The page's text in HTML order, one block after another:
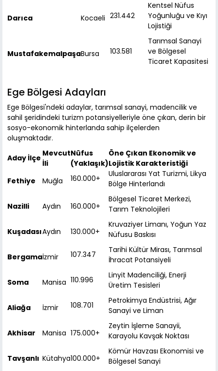
Darıca Kocaeli 231.442
Kentsel Nüfus
Yoğunluğu ve Kıyı
Lojistiği
MustafakemalpaşaBursa 103.581
Tarımsal Sanayi
ve Bölgesel
Ticaret Kapasitesi
Ege Bölgesi Adayları
Ege Bölgesi'ndeki adaylar, tarımsal sanayi, madencilik ve
sahil şeridindeki turizm potansiyelleriyle öne çıkan, derin bir
sosyo-ekonomik hinterlanda sahip ilçelerden
oluşmaktadır.
Aday İlçe Mevcut
İli
Nüfus
(Yaklaşık)
Öne Çıkan Ekonomik ve
Lojistik Karakteristiği
Fethiye
Muğla 160.000+
Uluslararası Yat Turizmi, Likya
Bölge Hinterlandı
Nazilli Aydın 160.000+
Bölgesel Ticaret Merkezi,
Tarım Teknolojileri
KuşadasıAydın 130.000+
Kruvaziyer Limanı, Yoğun Yaz
Nüfusu Baskısı
Bergamaİzmir 107.347
Tarihi Kültür Mirası, Tarımsal
İhracat Potansiyeli
Soma Manisa 110.996
Linyit Madenciliği, Enerji
Üretim Tesisleri
Aliağa İzmir 108.701
Petrokimya Endüstrisi, Ağır
Sanayi ve Liman
Akhisar Manisa 175.000+
Zeytin İşleme Sanayii,
Karayolu Kavşak Noktası
Tavşanlı Kütahya100.000+
Kömür Havzası Ekonomisi ve
Bölgesel Sanayi